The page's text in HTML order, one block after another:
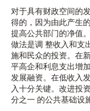
对于具有财政空间的
得的，因为由此产生
提高公共部门的净值
做法是调 整收入和支
施和民众的投资。在
平高企和利息支出增
发展融资。在低收入
入十分关键。改进投
分之一 的公共基础设